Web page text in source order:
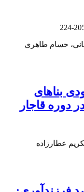
205-
حسام طاهری
بناهای
دوره قاجار
عطارزاده